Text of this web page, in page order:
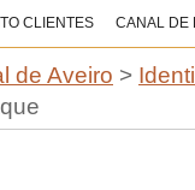
CLIENTES CANAL DE
de Aveiro >